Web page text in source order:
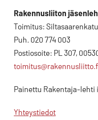
Rakennusliiton
Toimitus:
Puh. 020 774 003
Postiosoite: PL 307,
Painettu Rakentaja-lehti
Yhteystiedot